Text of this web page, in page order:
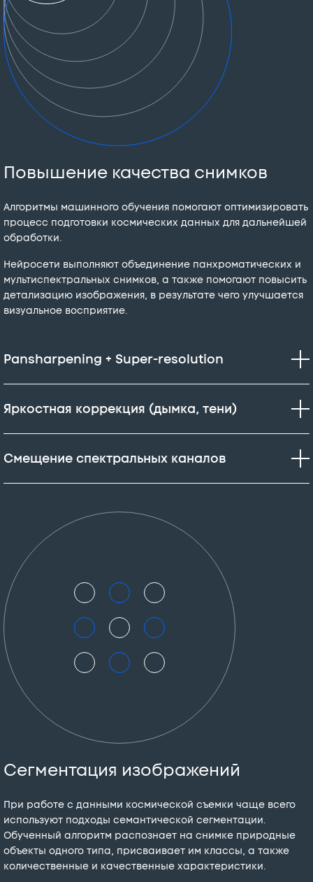
Повышение качества снимков
Алгоритмы машинного обучения помогают оптимизировать
процесс подготовки космических данных для дальнейшей
обработки.
Нейросети выполняют объединение панхроматических и
мультиспектральных снимков, а также помогают повысить
детализацию изображения, в результате чего улучшается
визуальное восприятие.
Pansharpening + Super-resolution
Яркостная коррекция (дымка, тени)
Смещение спектральных каналов
Сегментация изображений
При работе с данными космической съемки чаще всего
используют подходы семантической сегментации.
Обученный алгоритм распознает на снимке природные
объекты одного типа, присваивает им классы, а также
количественные и качественные характеристики.